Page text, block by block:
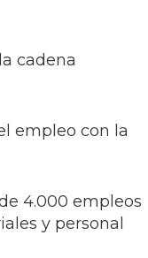
cadena
empleo con la
4.000 empleos
y personal